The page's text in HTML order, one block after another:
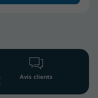
Avis clients